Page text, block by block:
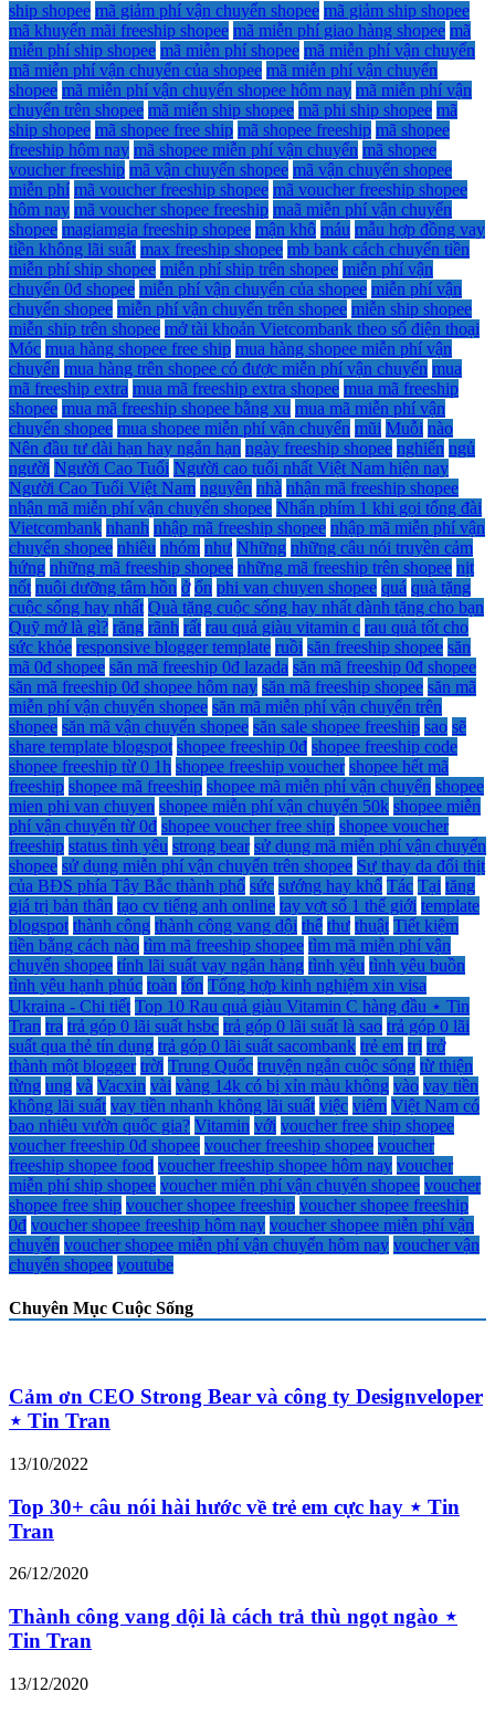
ship shopee mã giảm phí vận chuyển shopee mã giảm ship shopee
mã khuyến mãi freeship shopee mã miễn phí giao hàng shopee mã
miễn phí ship shopee mã miễn phí shopee mã miễn phí vận chuyển
mã miễn phí vận chuyển của shopee mã miễn phí vận chuyển
shopee mã miễn phí vận chuyển shopee hôm nay mã miễn phí vận
chuyển trên shopee mã miễn ship shopee mã phi ship shopee mã
ship shopee mã shopee free ship mã shopee freeship mã shopee
freeship hôm nay mã shopee miễn phí vận chuyển mã shopee
voucher freeship mã vận chuyển shopee mã vận chuyển shopee
miễn phí mã voucher freeship shopee mã voucher freeship shopee
hôm nay mã voucher shopee freeship maã miễn phí vận chuyển
shopee magiamgia freeship shopee mận khô máu mẫu hợp đồng vay
tiền không lãi suất max freeship shopee mb bank cách chuyển tiền
miễn phí ship shopee miễn phí ship trên shopee miễn phí vận
chuyển 0đ shopee miễn phí vận chuyển của shopee miễn phí vận
chuyển shopee miễn phí vận chuyển trên shopee miễn ship shopee
miễn ship trên shopee mở tài khoản Vietcombank theo số điện thoại
Móc mua hàng shopee free ship mua hàng shopee miễn phí vận
chuyển mua hàng trên shopee có được miễn phí vận chuyển mua
mã freeship extra mua mã freeship extra shopee mua mã freeship
shopee mua mã freeship shopee bằng xu mua mã miễn phí vận
chuyển shopee mua shopee miễn phí vận chuyển mũi Muỗi nào
Nên đầu tư dài hạn hay ngắn hạn ngày freeship shopee nghiến ngủ
người Người Cao Tuổi Người cao tuổi nhất Việt Nam hiện nay
Người Cao Tuổi Việt Nam nguyên nhà nhận mã freeship shopee
nhận mã miễn phí vận chuyển shopee Nhấn phím 1 khi gọi tổng đài
Vietcombank nhanh nhập mã freeship shopee nhập mã miễn phí vận
chuyển shopee nhiêu nhóm như Những những câu nói truyền cảm
hứng những mã freeship shopee những mã freeship trên shopee nịt
nốt nuôi dưỡng tâm hồn ở ổn phi van chuyen shopee quá quà tặng
cuộc sống hay nhất Quà tặng cuộc sống hay nhất dành tặng cho bạn
Quỹ mở là gì? răng rãnh rất rau quả giàu vitamin c rau quả tốt cho
sức khỏe responsive blogger template ruồi săn freeship shopee săn
mã 0đ shopee săn mã freeship 0đ lazada săn mã freeship 0đ shopee
săn mã freeship 0đ shopee hôm nay săn mã freeship shopee săn mã
miễn phí vận chuyển shopee săn mã miễn phí vận chuyển trên
shopee săn mã vận chuyển shopee săn sale shopee freeship sao sẽ
share template blogspot shopee freeship 0đ shopee freeship code
shopee freeship từ 0 1h shopee freeship voucher shopee hết mã
freeship shopee mã freeship shopee mã miễn phí vận chuyển shopee
mien phi van chuyen shopee miễn phí vận chuyển 50k shopee miễn
phí vận chuyển từ 0đ shopee voucher free ship shopee voucher
freeship status tình yêu strong bear sử dụng mã miễn phí vận chuyển
shopee sử dụng miễn phí vận chuyển trên shopee Sự thay da đổi thịt
của BĐS phía Tây Bắc thành phố sức sướng hay khổ Tác Tại tăng
giá trị bản thân tạo cv tiếng anh online tay vợt số 1 thế giới template
blogspot thành công thành công vang dội thế thư thuật Tiết kiệm
tiền bằng cách nào tìm mã freeship shopee tìm mã miễn phí vận
chuyển shopee tính lãi suất vay ngân hàng tình yêu tình yêu buồn
tình yêu hạnh phúc toàn tổn Tổng hợp kinh nghiệm xin visa
Ukraina - Chi tiết Top 10 Rau quả giàu Vitamin C hàng đầu ⋆ Tin
Tran tra trả góp 0 lãi suất hsbc trả góp 0 lãi suất là sao trả góp 0 lãi
suất qua thẻ tín dụng trả góp 0 lãi suất sacombank trẻ em trị trở
thành một blogger trời Trung Quốc truyện ngắn cuộc sống từ thiện
từng ung và Vacxin vài vàng 14k có bị xỉn màu không vào vay tiền
không lãi suất vay tiền nhanh không lãi suất việc viêm Việt Nam có
bao nhiêu vườn quốc gia? Vitamin với voucher free ship shopee
voucher freeship 0đ shopee voucher freeship shopee voucher
freeship shopee food voucher freeship shopee hôm nay voucher
miễn phí ship shopee voucher miễn phí vận chuyển shopee voucher
shopee free ship voucher shopee freeship voucher shopee freeship
0đ voucher shopee freeship hôm nay voucher shopee miễn phí vận
chuyển voucher shopee miễn phí vận chuyển hôm nay voucher vận
chuyển shopee youtube
Chuyên Mục Cuộc Sống
Cảm ơn CEO Strong Bear và công ty Designveloper
⋆ Tin Tran
13/10/2022
Top 30+ câu nói hài hước về trẻ em cực hay ⋆ Tin
Tran
26/12/2020
Thành công vang dội là cách trả thù ngọt ngào ⋆
Tin Tran
13/12/2020